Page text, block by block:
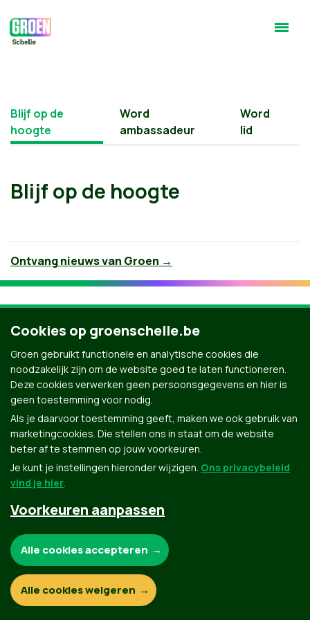
Blijf op de
hoogte
Word
ambassadeur
Word
lid
Blijf op de hoogte
Ontvang nieuws van Groen →
Groen.be
© Copyright Groen 2026 | Gemaakt metNationBuilder| Gebouwd doorTectonica
Contact Privacybeleid
Cookies op groenschelle.be
Groen gebruikt functionele en analytische cookies die
noodzakelijk zijn om de website goed te laten functioneren.
Deze cookies verwerken geen persoonsgegevens en hier is
geen toestemming voor nodig.
Als je daarvoor toestemming geeft, maken we ook gebruik van
marketingcookies. Die stellen ons in staat om de website
beter af te stemmen op jouw voorkeuren.
Je kunt je instellingen hieronder wijzigen. Ons privacybeleid
vind je hier.
Voorkeuren aanpassen
Functionele en analytische cookies:
Alle cookies accepteren
Alle cookies weigeren